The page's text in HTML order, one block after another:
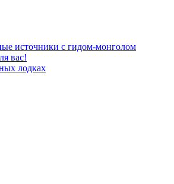
источники с гидом-монголом
вас!
лодках